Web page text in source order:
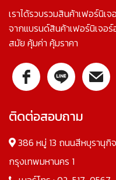
เราได้รวบรวมสินค้าเฟอร์นิเ
จากแบรนด์สินค้าเฟอร์นิเจ
สมัย คุ้มค่า คุ้มราคา
ติดต่อสอบถาม
386 หมู่ 13 ถนนสีหบุรานุกิ
กรุงเทพมหานคร 1